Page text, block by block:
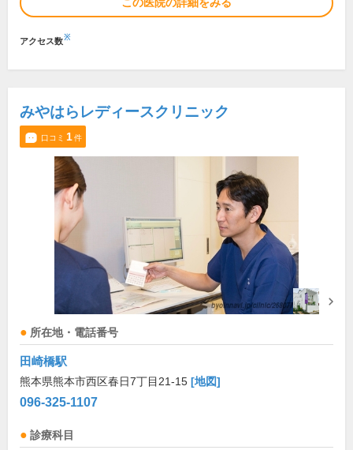
アクセス数※
みやはらレディースクリニック
口コミ 1件
所在地・電話番号
田崎橋駅
熊本県熊本市西区春日7丁目21-15 [地図]
096-325-1107
診療科目